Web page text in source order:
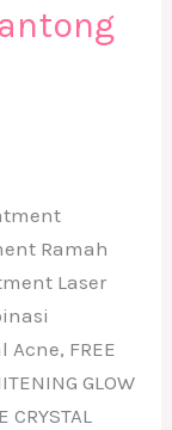
Ramah
Laser
Acne, FREE
GLOW
CRYSTAL